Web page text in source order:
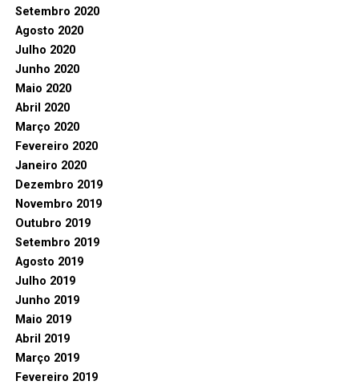
Setembro 2020
Agosto 2020
Julho 2020
Junho 2020
Maio 2020
Abril 2020
Março 2020
Fevereiro 2020
Janeiro 2020
Dezembro 2019
Novembro 2019
Outubro 2019
Setembro 2019
Agosto 2019
Julho 2019
Junho 2019
Maio 2019
Abril 2019
Março 2019
Fevereiro 2019